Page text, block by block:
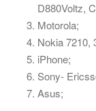
D880Voltz,
Motorola;
Nokia 7210,
iPhone;
Sony-
Asus;